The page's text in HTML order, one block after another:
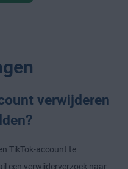
verwijderen
TikTok-account te
een verwijderverzoek naar